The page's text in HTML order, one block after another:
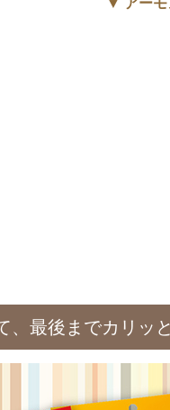
▼ アーモ
、最後までカリッと